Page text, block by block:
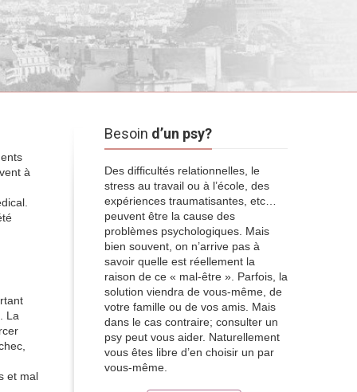
à
La
et mal
Besoin d’un psy?
Des difficultés relationnelles, le
stress au travail ou à l’école, des
expériences traumatisantes, etc…
peuvent être la cause des
problèmes psychologiques. Mais
bien souvent, on n’arrive pas à
savoir quelle est réellement la
raison de ce « mal-être ». Parfois, la
solution viendra de vous-même, de
votre famille ou de vos amis. Mais
dans le cas contraire; consulter un
psy peut vous aider. Naturellement
vous êtes libre d’en choisir un par
vous-même.